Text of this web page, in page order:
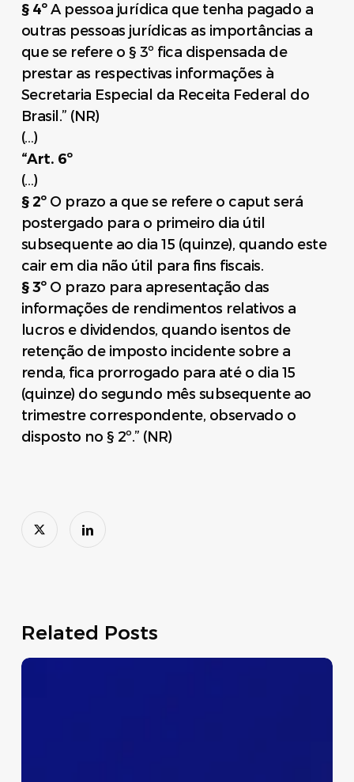
§ 4ºA pessoa jurídica que tenha pagado a
outras pessoas jurídicas as importâncias a
que se refere o § 3º fica dispensada de
prestar as respectivas informações à
Secretaria Especial da Receita Federal do
Brasil.” (NR)
(…)
“Art. 6º
(…)
§ 2º O prazo a que se refere o caput será
postergado para o primeiro dia útil
subsequente ao dia 15 (quinze), quando este
cair em dia não útil para fins fiscais.
§ 3º O prazo para apresentação das
informações de rendimentos relativos a
lucros e dividendos, quando isentos de
retenção de imposto incidente sobre a
renda, fica prorrogado para até o dia 15
(quinze) do segundo mês subsequente ao
trimestre correspondente, observado o
disposto no § 2º.” (NR)
Related Posts
Dispensa